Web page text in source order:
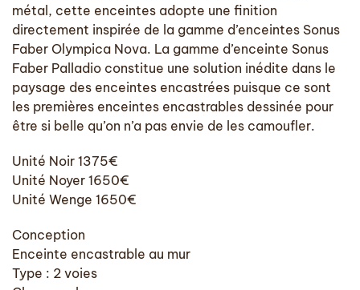
métal, cette enceintes adopte une finition
directement inspirée de la gamme d’enceintes Sonus
Faber Olympica Nova. La gamme d’enceinte Sonus
Faber Palladio constitue une solution inédite dans le
paysage des enceintes encastrées puisque ce sont
les premières enceintes encastrables dessinée pour
être si belle qu’on n’a pas envie de les camoufler.
Unité Noir 1375€
Unité Noyer 1650€
Unité Wenge 1650€
Conception
Enceinte encastrable au mur
Type : 2 voies